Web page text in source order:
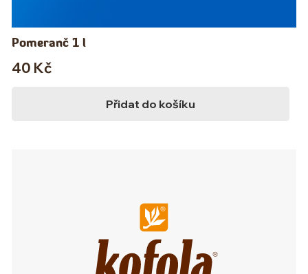
Pomeranč 1 l
40 Kč
Přidat do košíku